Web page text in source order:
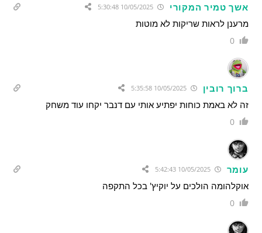
אשך טמיר המקורי
מרענן לראות שריקות לא מוטות
0
ברוך רובין 10/05/2025 5:35:58
זה לא באמת כוחות יפתיע אותי עם דנבר יקחו עוד משחק
0
עומר 10/05/2025 5:42:43
אוקלהומה הולכים על יוקיץ' בכל התקפה
0